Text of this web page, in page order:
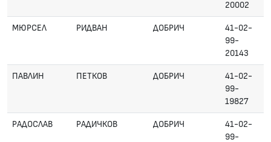
20002
МЮРСЕЛ РИДВАН ДОБРИЧ
41-02-
99-
20143
ПАВЛИН ПЕТКОВ ДОБРИЧ
41-02-
99-
19827
РАДОСЛАВ РАДИЧКОВ ДОБРИЧ
41-02-
99-